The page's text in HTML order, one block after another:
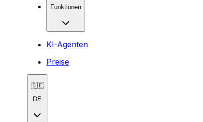
Funktionen
KI-Agenten
Preise
🇩🇪
DE